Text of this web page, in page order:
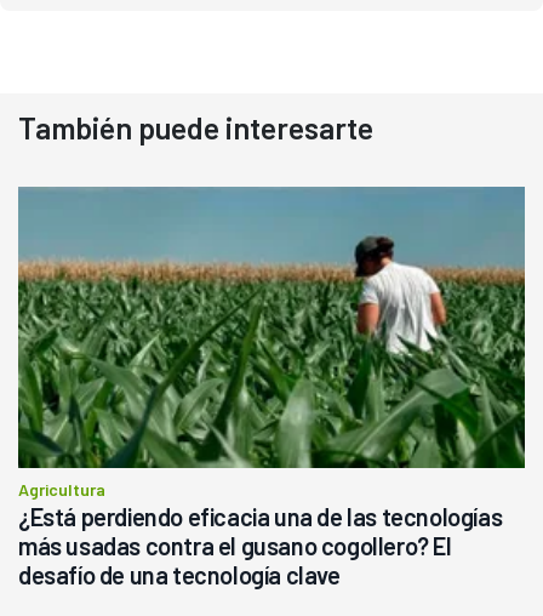
También puede interesarte
Agricultura
¿Está perdiendo eficacia una de las tecnologías
más usadas contra el gusano cogollero? El
desafío de una tecnología clave